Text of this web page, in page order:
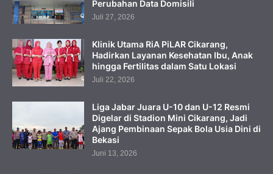
Perubahan Data Domisili
Juli 27, 2026
Klinik Utama RiA PiLAR Cikarang,
Hadirkan Layanan Kesehatan Ibu, Anak
hingga Fertilitas dalam Satu Lokasi
Juli 22, 2026
Liga Jabar Juara U-10 dan U-12 Resmi
Digelar di Stadion Mini Cikarang, Jadi
Ajang Pembinaan Sepak Bola Usia Dini di
Bekasi
Juni 13, 2026